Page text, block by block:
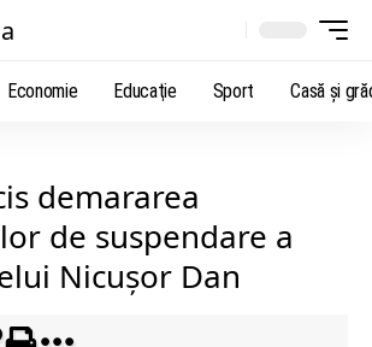
Economie Educaţie Sport Casă şi
demararea
de suspendare a
Nicuşor Dan